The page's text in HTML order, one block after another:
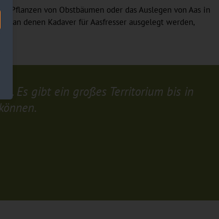
Pflanzen von Obstbäumen oder das Auslegen von Aas in
an denen Kadaver für Aasfresser ausgelegt werden,
Es gibt ein großes Territorium bis in